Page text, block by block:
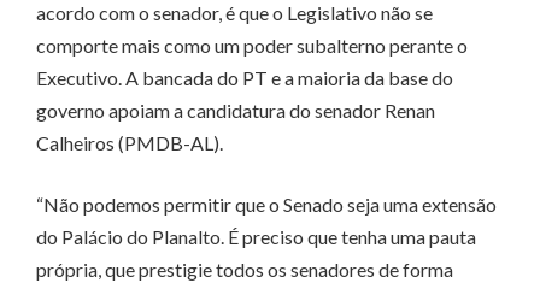
acordo com o senador, é que o Legislativo não se
comporte mais como um poder subalterno perante o
Executivo. A bancada do PT e a maioria da base do
governo apoiam a candidatura do senador Renan
Calheiros (PMDB-AL).
“Não podemos permitir que o Senado seja uma extensão
do Palácio do Planalto. É preciso que tenha uma pauta
própria, que prestigie todos os senadores de forma